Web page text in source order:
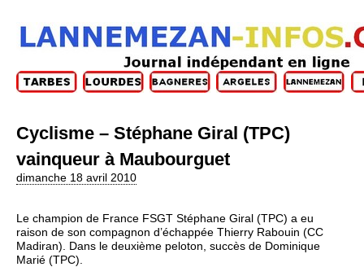
Cyclisme – Stéphane Giral (TPC)
vainqueur à Maubourguet
dimanche 18 avril 2010
Le champion de France FSGT Stéphane Giral (TPC) a eu
raison de son compagnon d’échappée Thierry Rabouin (CC
Madiran). Dans le deuxième peloton, succès de Dominique
Marié (TPC).